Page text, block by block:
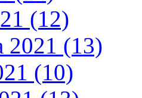
(12)
2021 (13)
(10)